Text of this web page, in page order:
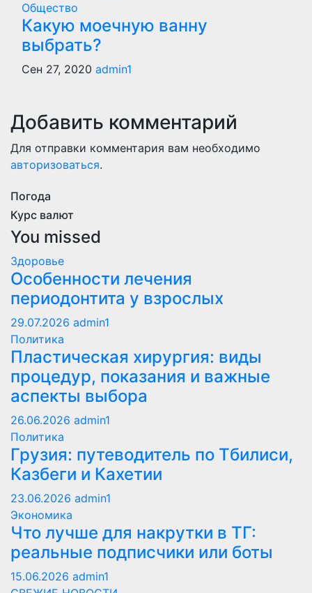
Общество
Какую моечную ванну
выбрать?
Сен 27, 2020 admin1
Добавить комментарий
Для отправки комментария вам необходимо
авторизоваться.
Погода
Курс валют
You missed
Здоровье
Особенности лечения
периодонтита у взрослых
29.07.2026 admin1
Политика
Пластическая хирургия: виды
процедур, показания и важные
аспекты выбора
26.06.2026 admin1
Политика
Грузия: путеводитель по Тбилиси,
Казбеги и Кахетии
23.06.2026 admin1
Экономика
Что лучше для накрутки в ТГ:
реальные подписчики или боты
15.06.2026 admin1